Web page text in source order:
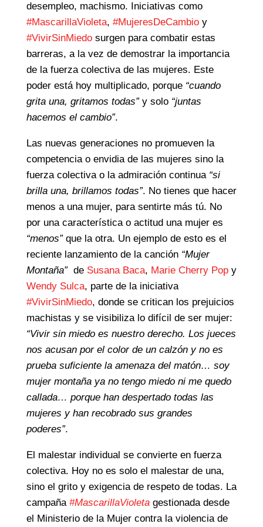
desempleo, machismo. Iniciativas como
#MascarillaVioleta, #MujeresDeCambioy
#VivirSinMiedosurgen para combatir estas
barreras, a la vez de demostrar la importancia
de la fuerza colectiva de las mujeres. Este
poder está hoy multiplicado, porque “cuando
grita una, gritamos todas”y solo “juntas
hacemos el cambio”.
Las nuevas generaciones no promueven la
competencia o envidia de las mujeres sino la
fuerza colectiva o la admiración continua “si
brilla una, brillamos todas”. No tienes que hacer
menos a una mujer, para sentirte más tú. No
por una característica o actitud una mujer es
“menos”que la otra. Un ejemplo de esto es el
reciente lanzamiento de la canción “Mujer
Montaña”de Susana Baca, Marie Cherry Popy
Wendy Sulca, parte de la iniciativa
#VivirSinMiedo, donde se critican los prejuicios
machistas y se visibiliza lo difícil de ser mujer:
“Vivir sin miedo es nuestro derecho. Los jueces
nos acusan por el color de un calzón y no es
prueba suficiente la amenaza del matón… soy
mujer montaña ya no tengo miedo ni me quedo
callada… porque han despertado todas las
mujeres y han recobrado sus grandes
poderes”.
El malestar individual se convierte en fuerza
colectiva. Hoy no es solo el malestar de una,
sino el grito y exigencia de respeto de todas. La
campaña #MascarillaVioletagestionada desde
el Ministerio de la Mujer contra la violencia de